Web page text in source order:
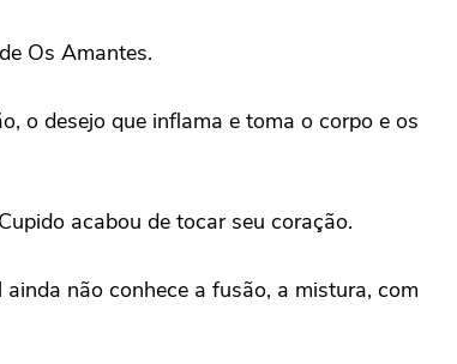
Os Amantes.
o desejo que inflama e toma o corpo e os
acabou de tocar seu coração.
não conhece a fusão, a mistura, com